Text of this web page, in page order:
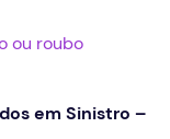
ou roubo
em Sinistro –